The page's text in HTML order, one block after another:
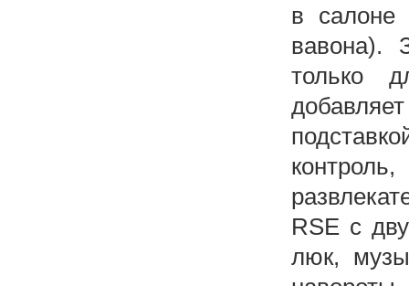
в салоне
вавона).
только
RSE с
люк,